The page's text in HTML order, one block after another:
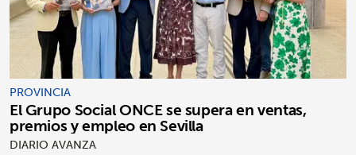
PROVINCIA
El Grupo Social ONCE se supera en ventas,
premios y empleo en Sevilla
DIARIO AVANZA